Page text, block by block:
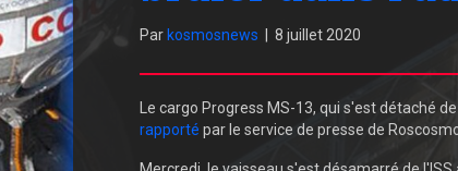
Par kosmosnews 8 juillet 2020
Le cargo Progress MS-13, qui s'est détaché
rapporté par le service de presse de